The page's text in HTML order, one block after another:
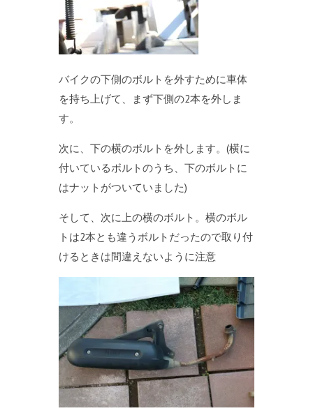
バイクの下側のボルトを外すために車体
を持ち上げて、まず下側の2本を外しま
す。
次に、下の横のボルトを外します。(横に
付いているボルトのうち、下のボルトに
はナットがついていました)
そして、次に上の横のボルト。横のボル
トは2本とも違うボルトだったので取り付
けるときは間違えないように注意